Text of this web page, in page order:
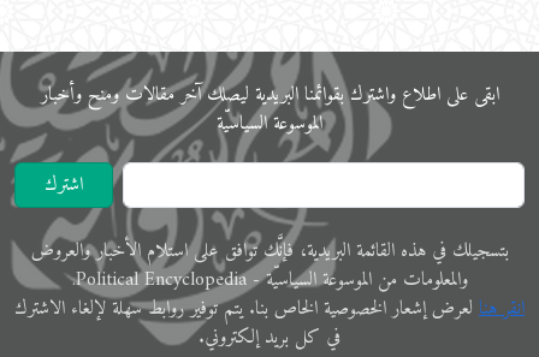
ابقى على اﻃﻼع واشترك بقوائمنا البريدية ليصلك آخر مقالات ومنح وأخبار
الموسوعة اﻟﺴﻴﺎﺳﻴّﺔ
اشترك
ﺑﺘﺴﺠﻴﻠﻚ في ﻫﺬﻩ اﻟﻘﺎﺋﻤﺔ البريدية، فإنَّك ﺗﻮاﻓﻖ ﻋﻠﻰ اﺳﺘﻼم اﻷﺧﺒﺎر واﻟﻌﺮوض
والمعلوﻣﺎت ﻣﻦ الموسوعة اﻟﺴﻴﺎﺳﻴّﺔ - Political Encyclopedia.
اﻧﻘﺮ ﻫﻨﺎ ﻟﻌﺮض إﺷﻌﺎر الخصوصية الخاص ﺑﻨﺎ. ﻳﺘﻢ ﺗﻮفير رواﺑﻂ ﺳﻬﻠﺔ لإﻟﻐﺎء الاشترك
في ﻛﻞ ﺑﺮﻳﺪ إلكتروني.